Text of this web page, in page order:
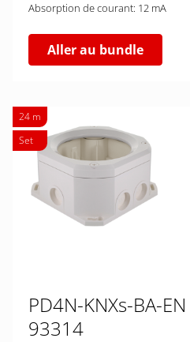
Absorption de courant: 12 mA
Aller au bundle
24 m
Set
PD4N-KNXs-BA-
93314